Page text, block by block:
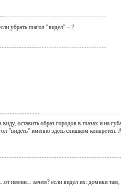
убрать глагол "видел" – ?
оставить образ городов в глазах и на
"видеть" именно здесь слишком конкретен.
имени... зачем? если видел их: домики там,